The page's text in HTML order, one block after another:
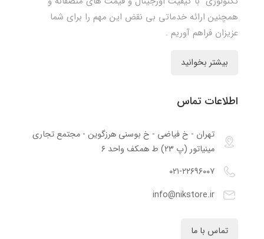
همچنین ارائه خدماتی بی نقض این مهم را برای شما
عزیزان فراهم آوریم .
بیشتر بخوانید
اطلاعات تماس
تهران - خ فیاضی - خ بوسنی هرزگوین - مجتمع تجاری
مینیاتور (پ ۲۳) ط همکف واحد ۶
۰۲۱-۲۲۶۹۶۰۰۷
info@nikstore.ir
تماس با ما